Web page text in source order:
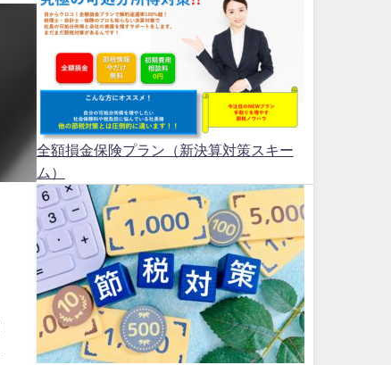
全額損金保険プラン（新決算対策スキー
ム）